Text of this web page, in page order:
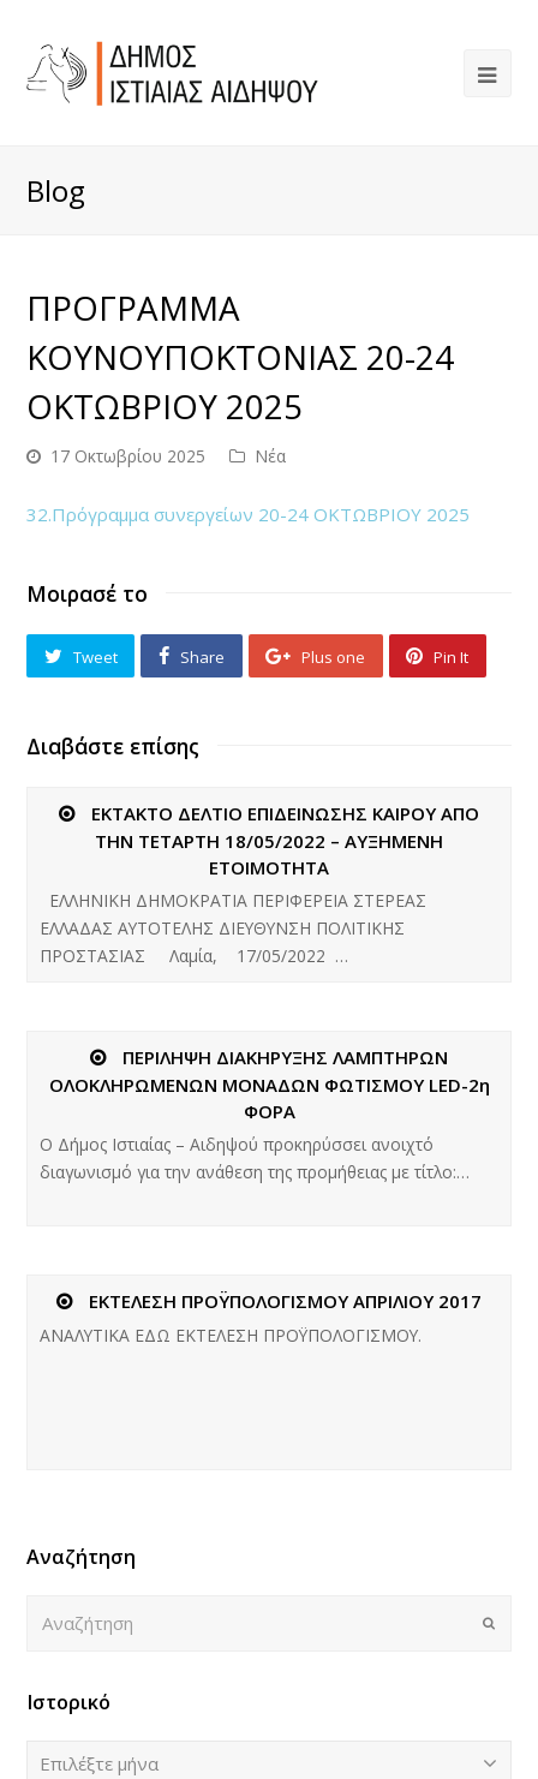
Blog
ΠΡΟΓΡΑΜΜΑ
ΚΟΥΝΟΥΠΟΚΤΟΝΙΑΣ 20-24
ΟΚΤΩΒΡΙΟΥ 2025
17 Οκτωβρίου 2025 Νέα
32.Πρόγραμμα συνεργείων 20-24 ΟΚΤΩΒΡΙΟΥ 2025
Μοιρασέ το
Tweet Share Plus one Pin It
Διαβάστε επίσης
ΕΚΤΑΚΤΟ ΔΕΛΤΙΟ ΕΠΙΔΕΙΝΩΣΗΣ ΚΑΙΡΟΥ ΑΠΟ
ΤΗΝ ΤΕΤΑΡΤΗ 18/05/2022 – ΑΥΞΗΜΕΝΗ
ΕΤΟΙΜΟΤΗΤΑ
ΕΛΛΗΝΙΚΗ ΔΗΜΟΚΡΑΤΙΑ ΠΕΡΙΦΕΡΕΙΑ ΣΤΕΡΕΑΣ
ΕΛΛΑΔΑΣ ΑΥΤΟΤΕΛΗΣ ΔΙΕΥΘΥΝΣΗ ΠΟΛΙΤΙΚΗΣ
ΠΡΟΣΤΑΣΙΑΣ Λαμία, 17/05/2022 …
ΠΕΡΙΛΗΨΗ ΔΙΑΚΗΡΥΞΗΣ ΛΑΜΠΤΗΡΩΝ
ΟΛΟΚΛΗΡΩΜΕΝΩΝ ΜΟΝΑΔΩΝ ΦΩΤΙΣΜΟΥ LED-2η
ΦΟΡΑ
Ο Δήμος Ιστιαίας – Αιδηψού προκηρύσσει ανοιχτό
διαγωνισμό για την ανάθεση της προμήθειας με τίτλο:…
ΕΚΤΕΛΕΣΗ ΠΡΟΫΠΟΛΟΓΙΣΜΟΥ ΑΠΡΙΛΙΟΥ 2017
ΑΝΑΛΥΤΙΚΑ ΕΔΩ ΕΚΤΕΛΕΣΗ ΠΡΟΫΠΟΛΟΓΙΣΜΟΥ.
Αναζήτηση
Submit
Ιστορικό
Ιστορικό
Επιλέξτε μήνα